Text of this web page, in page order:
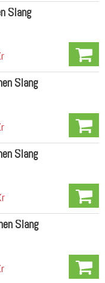
Slang
Slang
Slang
Slang